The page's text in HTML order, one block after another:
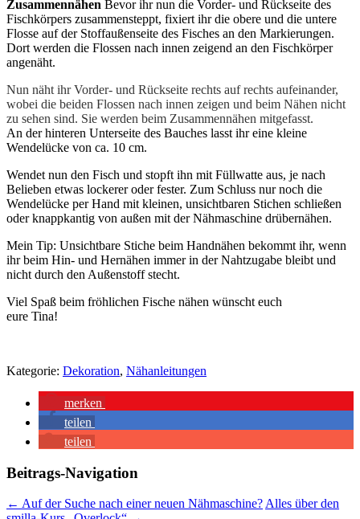
Zusammennähen Bevor ihr nun die Vorder- und Rückseite des
Fischkörpers zusammensteppt, fixiert ihr die obere und die untere
Flosse auf der Stoffaußenseite des Fisches an den Markierungen.
Dort werden die Flossen nach innen zeigend an den Fischkörper
angenäht.
Nun näht ihr Vorder- und Rückseite rechts auf rechts aufeinander,
wobei die beiden Flossen nach innen zeigen und beim Nähen nicht
zu sehen sind. Sie werden beim Zusammennähen mitgefasst.
An der hinteren Unterseite des Bauches lasst ihr eine kleine
Wendelücke von ca. 10 cm.
Wendet nun den Fisch und stopft ihn mit Füllwatte aus, je nach
Belieben etwas lockerer oder fester. Zum Schluss nur noch die
Wendelücke per Hand mit kleinen, unsichtbaren Stichen schließen
oder knappkantig von außen mit der Nähmaschine drübernähen.
Mein Tip: Unsichtbare Stiche beim Handnähen bekommt ihr, wenn
ihr beim Hin- und Hernähen immer in der Nahtzugabe bleibt und
nicht durch den Außenstoff stecht.
Viel Spaß beim fröhlichen Fische nähen wünscht euch
eure Tina!
Kategorie: Dekoration, Nähanleitungen
merken
teilen
teilen
Beitrags-Navigation
← Auf der Suche nach einer neuen Nähmaschine? Alles über den